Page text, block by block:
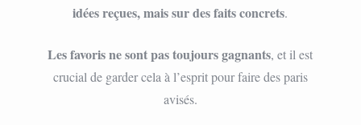
idées reçues, mais sur des faits concrets.
Les favoris ne sont pas toujours gagnants, et il est
crucial de garder cela à l’esprit pour faire des paris
avisés.